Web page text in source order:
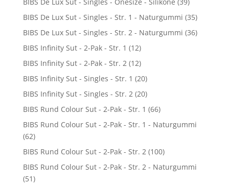
BIBS De Lux Sut - Singles - Str. 1 - Naturgummi (35)
BIBS De Lux Sut - Singles - Str. 2 - Naturgummi (36)
BIBS Infinity Sut - 2-Pak - Str. 1 (12)
BIBS Infinity Sut - 2-Pak - Str. 2 (12)
BIBS Infinity Sut - Singles - Str. 1 (20)
BIBS Infinity Sut - Singles - Str. 2 (20)
BIBS Rund Colour Sut - 2-Pak - Str. 1 (66)
BIBS Rund Colour Sut - 2-Pak - Str. 1 - Naturgummi
(62)
BIBS Rund Colour Sut - 2-Pak - Str. 2 (100)
BIBS Rund Colour Sut - 2-Pak - Str. 2 - Naturgummi
(51)